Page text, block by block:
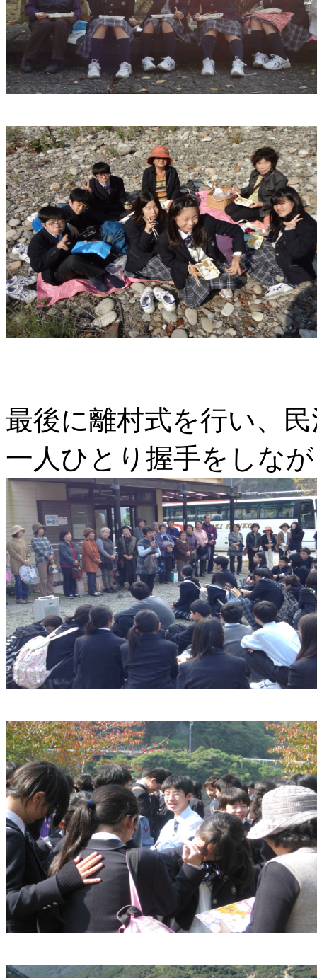
最後に離村式を行い、
一人ひとり握手をしな